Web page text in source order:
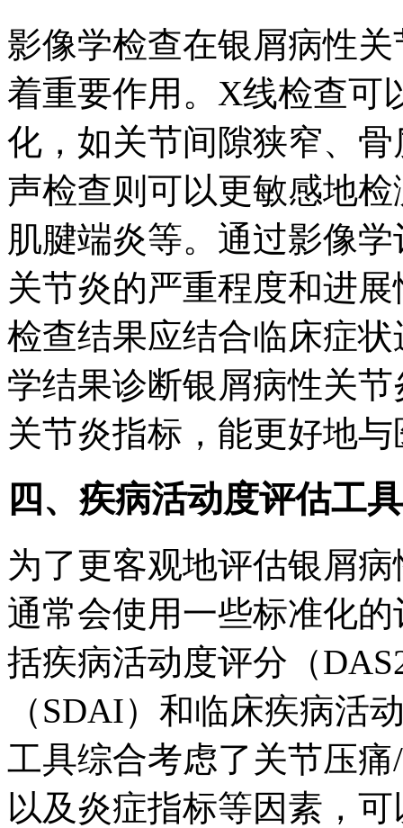
影像学检查在银屑病性
着重要作用。X线检查可
化，如关节间隙狭窄、
声检查则可以更敏感地
肌腱端炎等。通过影像
关节炎的严重程度和进
检查结果应结合临床症
学结果诊断银屑病性关
关节炎指标，能更好地
四、疾病活动度评估工具
为了更客观地评估银屑
通常会使用一些标准化
括疾病活动度评分（
（SDAI）和临床疾病活
工具综合考虑了关节压
以及炎症指标等因素，